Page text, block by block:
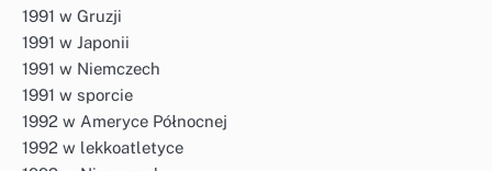
1991 w Gruzji
1991 w Japonii
1991 w Niemczech
1991 w sporcie
1992 w Ameryce Północnej
1992 w lekkoatletyce